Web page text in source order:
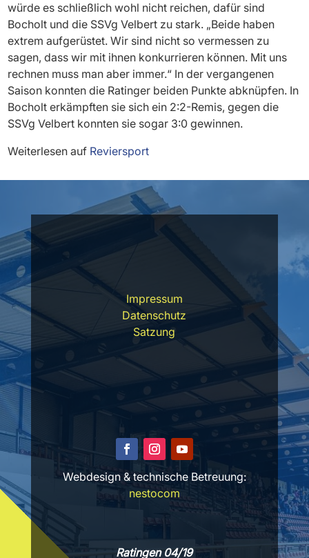
würde es schließlich wohl nicht reichen, dafür sind
Bocholt und die SSVg Velbert zu stark. „Beide haben
extrem aufgerüstet. Wir sind nicht so vermessen zu
sagen, dass wir mit ihnen konkurrieren können. Mit uns
rechnen muss man aber immer.“ In der vergangenen
Saison konnten die Ratinger beiden Punkte abknüpfen. In
Bocholt erkämpften sie sich ein 2:2-Remis, gegen die
SSVg Velbert konnten sie sogar 3:0 gewinnen.
Weiterlesen auf Reviersport
Impressum
Datenschutz
Satzung
Webdesign & technische Betreuung:
nestocom
Ratingen 04/19